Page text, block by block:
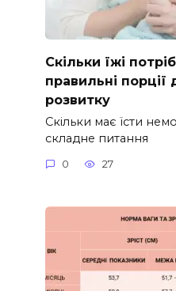
Скільки їжі
правильні порції
розвитку
Скільки має їсти
складне питання
0 27